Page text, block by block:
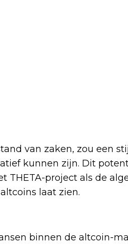
van zaken, zou een
kunnen zijn. Dit
THETA-project als de
laat zien.
binnen de altcoin-